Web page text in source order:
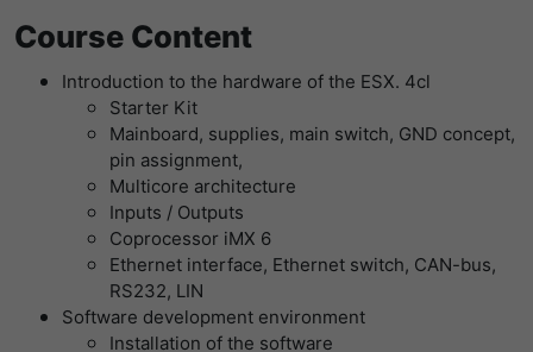
Course Content
Introduction to the hardware of the ESX. 4cl
Starter Kit
Mainboard, supplies, main switch, GND concept,
pin assignment,
Multicore architecture
Inputs / Outputs
Coprocessor iMX 6
Ethernet interface, Ethernet switch, CAN-bus,
RS232, LIN
Software development environment
Installation of the software
名字 _gid
提供者 谷歌
一天
注册一个唯一的ID，用于生成访问者如何使
用网站的统计数据。
名字 _gat_UA-139898258-1
提供者 LinkedIn
寿命 6 Monate
Speichert die Zustimmung der Besucher
zur Verwendung von Cookies für nicht
wesentliche Zwecke.
lidc
提供者 LinkedIn